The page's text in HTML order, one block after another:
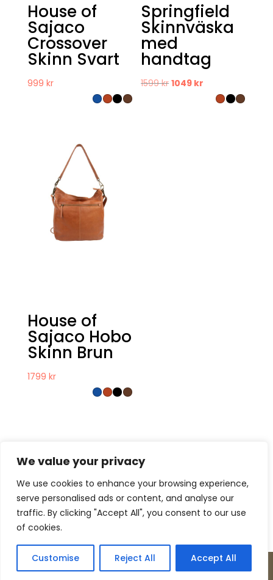
We value your privacy
We use cookies to enhance your browsing experience,
serve personalised ads or content, and analyse our
traffic. By clicking "Accept All", you consent to our use
of cookies.
Customise Reject All Accept All
House of
Sajaco
Crossover
Skinn Svart
999 kr
Springfield
Skinnväska
med
handtag
1599kr Det
ursprungliga
1049 kr
nuvarande
House of
Sajaco Hobo
Skinn Brun
1799 kr
Kontakt Om oss
Köpvillkor
Retur – Reklamation
GDPR & Cookies
Copyright © Incase Innovation 2026